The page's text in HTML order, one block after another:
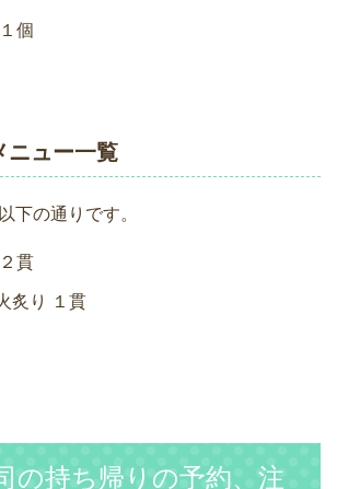
個
ニュー一覧
下の通りです。
貫
炙り １貫
の持ち帰りの予約、注